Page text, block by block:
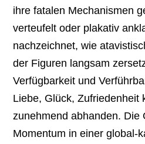
ihre fatalen Mechanismen
verteufelt oder plakativ
nachzeichnet, wie
der Figuren langsam
Verfügbarkeit und
Liebe, Glück, Zufriedenheit
zunehmend abhanden. Die
Momentum in einer global-